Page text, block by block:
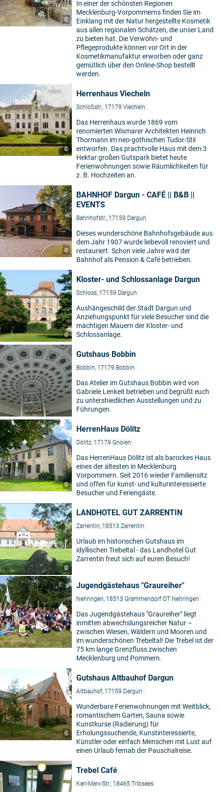
©
In einer der schönsten Regionen
Mecklenburg-Vorpommerns finden Sie im
Einklang mit der Natur hergestellte Kosmetik
aus allen regionalen Schätzen, die unser Land
zu bieten hat. Die Verwöhn- und
Pflegeprodukte können vor Ort in der
Kosmetikmanufaktur erworben oder ganz
gemütlich über den Online-Shop bestellt
werden.
©
Herrenhaus Viecheln
Schloßstr., 17179 Viecheln
Das Herrenhaus wurde 1869 vom
renomierten Wismarer Architekten Heinrich
Thormann im neo-gothischen Tudor-Stil
entworfen. Das prachtvolle Haus mit dem 3
Hektar großen Gutspark bietet heute
Ferienwohnungen sowie Räumlichkeiten für
z. B. Hochzeiten an.
©
BAHNHOF Dargun - CAFÉ || B&B ||
EVENTS
Bahnhofstr., 17159 Dargun
Dieses wunderschöne Bahnhofsgebäude aus
dem Jahr 1907 wurde liebevoll renoviert und
restauriert. Schon viele Jahre wird der
Bahnhof als Pension & Café betrieben.
©
Kloster- und Schlossanlage Dargun
Schloss, 17159 Dargun
Aushängeschild der Stadt Dargun und
Anziehungspunkt für viele Besucher sind die
mächtigen Mauern der Kloster- und
Schlossanlage.
Gutshaus Bobbin
Bobbin, 17179 Bobbin
Das Atelier im Gutshaus Bobbin wird von
Gabriele Lenkeit betrieben und begrüßt euch
zu untershiedlichen Ausstellungen und zu
Führungen.
©
HerrenHaus Dölitz
Dölitz, 17179 Gnoien
Das HerrenHaus Dölitz ist als barockes Haus
eines der ältesten in Mecklenburg
Vorpommern. Seit 2016 wieder Familiensitz
und offen für kunst- und kulturinteressierte
Besucher und Feriengäste.
©
LANDHOTEL GUT ZARRENTIN
Zarrentin, 18513 Zarrentin
Urlaub im historischen Gutshaus im
idyllischen Trebeltal - das Landhotel Gut
Zarrentin freut sich auf euren Besuch!
Jugendgästehaus "Graureiher"
Nehringen, 18513 Grammendorf OT Nehringen
Das Jugendgästehaus "Graureiher" liegt
inmitten abwechslungsreicher Natur –
zwischen Wiesen, Wäldern und Mooren und
im wunderschönen Trebeltal! Die Trebel ist der
75 km lange Grenzfluss zwischen
Mecklenburg und Pommern.
©
Gutshaus Altbauhof Dargun
Altbauhof, 17159 Dargun
Wunderbare Ferienwohnungen mit Weitblick,
romantischem Garten, Sauna sowie
Kunstkurse (Radierung) für
Erholungssuchende, Kunstinteressierte,
Künstler oder einfach Menschen mit Lust auf
einen Urlaub fernab der Pauschalreise.
Trebel Café
Karl-Marx-Str., 18465 Tribsees